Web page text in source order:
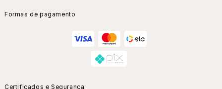
Formas de pagamento
Certificados e Segurança